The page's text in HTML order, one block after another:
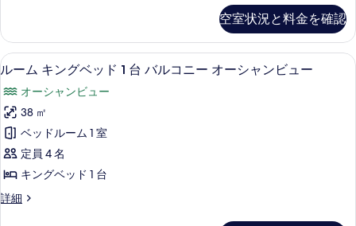
Tub)
の
す
べ
て
の
写
真
を
シ
ャ
ワ
ー
バ
ル
コ
ニ
ー
シ
ワ
ー
バ
ル
コ
ニ
ー
(Mobility/Hearing
Access,
Balcony)
の
台
オ
ー
シ
ャ
ン
フ
ロ
ン
ン
グ
ベ
ド
台
オ
ー
シ
ャ
ン
空室状況と料金を確認
ル
ム
キ
ン
グ
ベ
ッ
高級寝具、セーフティボックス (室
8
ルーム キングベッド 1 台 バルコニー オーシャンビュー
オーシャンビュー
38 ㎡
ベッドルーム 1 室
定員 4 名
キングベッド 1 台
詳細
ル